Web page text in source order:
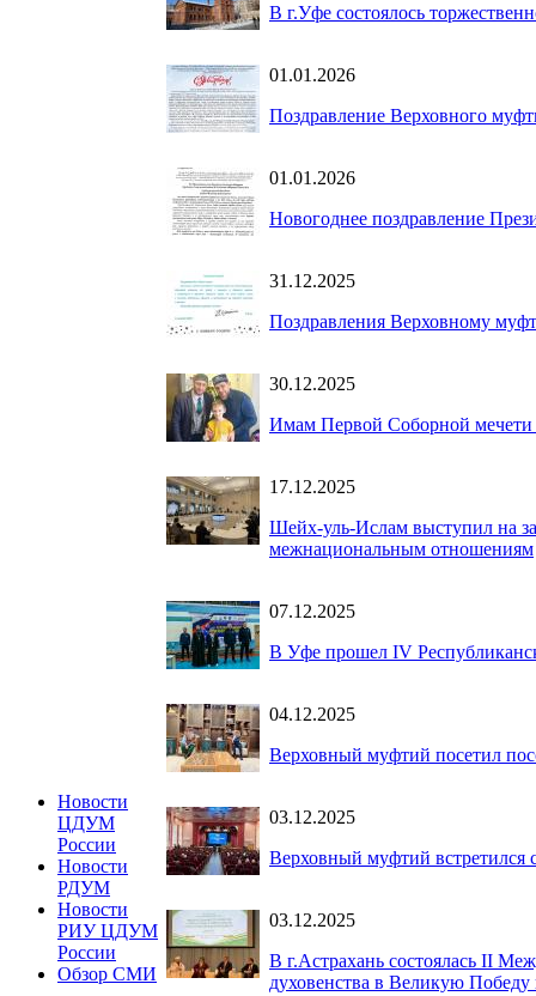
Новости
ЦДУМ
России
Новости
РДУМ
Новости
РИУ ЦДУМ
России
Обзор СМИ
В г.Уфе состоялось
01.01.2026
Поздравление Верховного
01.01.2026
Новогоднее поздравление
31.12.2025
Поздравления Верховному
30.12.2025
Имам Первой Соборной мечети
17.12.2025
Шейх-уль-Ислам выступил на
межнациональным отношениям
07.12.2025
В Уфе прошел IV
04.12.2025
Верховный муфтий посетил
03.12.2025
Верховный муфтий встретился
03.12.2025
В г.Астрахань состоялась II
духовенства в Великую